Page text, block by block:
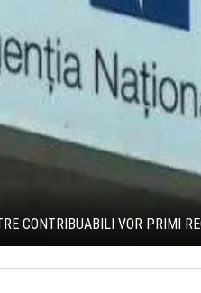
CONTRIBUABILI VOR PRIMI